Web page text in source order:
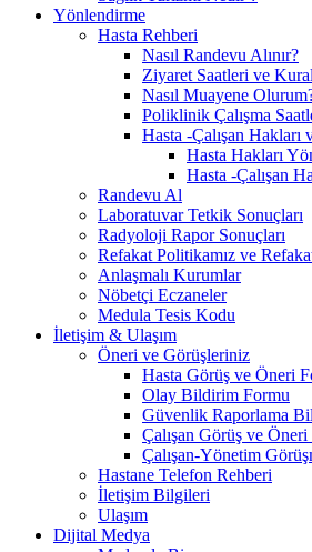
Yönlendirme
Hasta Rehberi
Nasıl Randevu Alınır?
Ziyaret Saatleri ve
Nasıl Muayene
Poliklinik Çalışma
Hasta -Çalışan Hakları
Hasta Hakları
Hasta -Çalışan
Randevu Al
Laboratuvar Tetkik Sonuçları
Radyoloji Rapor Sonuçları
Refakat Politikamız ve
Anlaşmalı Kurumlar
Nöbetçi Eczaneler
Medula Tesis Kodu
İletişim & Ulaşım
Öneri ve Görüşleriniz
Hasta Görüş ve Öneri
Olay Bildirim Formu
Güvenlik Raporlama
Çalışan Görüş ve
Çalışan-Yönetim
Hastane Telefon Rehberi
İletişim Bilgileri
Ulaşım
Dijital Medya